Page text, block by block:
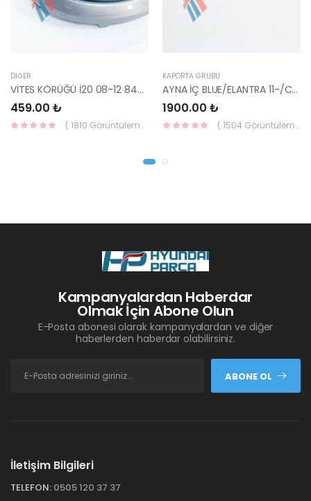
DIĞER
VİTES KÖRÜĞÜ İ20 08-12 84640-1J000-YS
459.00 ₺
( 1810 Görüntüleme )
KAPORTA GRUBU
AYNA İÇ BLUE/ELANTRA 11-/CEED 10-/RİO 12-/SPORTAGE 11- 85101-3X100-HMC
1900.00 ₺
( 1504 Görüntüleme )
Kampanyalardan Haberdar
Olmak İçin Abone Olun
E-Posta abonesi olarak kampanyalardan ve diğer
haberlerden haberdar olabilirsiniz.
ABONE OL
İletişim Bilgileri
TELEFON: 0505 120 37 37